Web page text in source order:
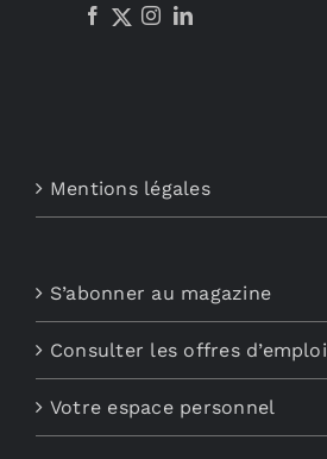
Mentions légales
S’abonner au magazine
Consulter les offres d’emploi
Votre espace personnel